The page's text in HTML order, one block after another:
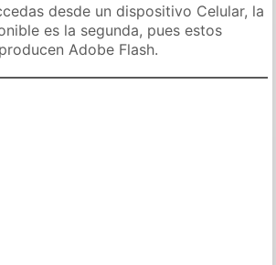
desde un dispositivo Celular, la
es la segunda, pues estos
Adobe Flash.